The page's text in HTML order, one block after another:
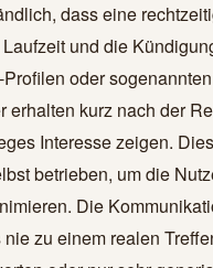
dass eine
und die
oder
kurz nach der
Interesse zeigen.
betrieben, um die
Die
zu einem realen